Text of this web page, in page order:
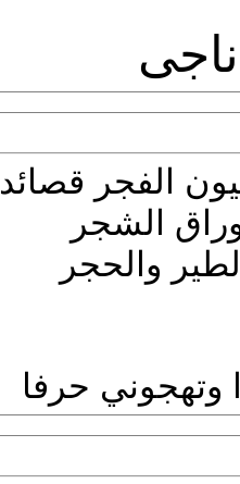
الفجر قصائد
الشجر
والحجر
وتهجوني حرفا